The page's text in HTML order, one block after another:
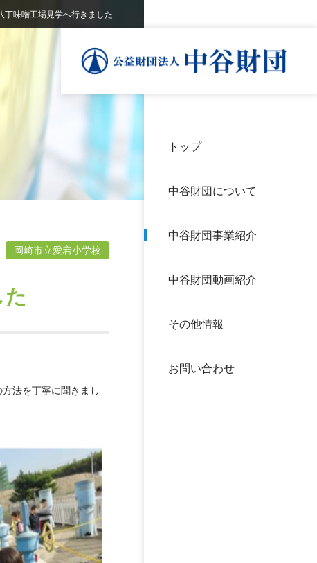
トップ
中谷財団について
中谷財団事業紹介
中谷財団動画紹介
その他情報
お問い合わせ
丁味噌工場見学へ行きました
岡崎市立愛宕小学校
た
法を丁寧に聞きまし